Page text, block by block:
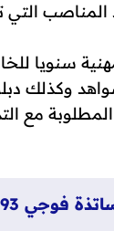
التي
سنويا
وكذلك
مع
93 و 94